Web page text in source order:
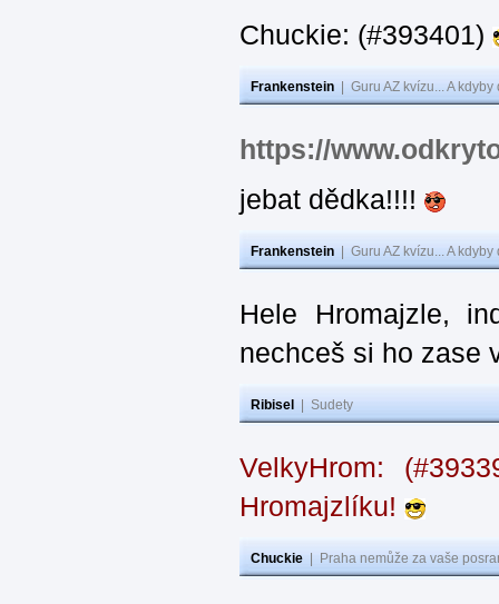
Chuckie: (#393401)
Frankenstein Guru AZ kvízu... A
https://
jebat dědka!!!!
Frankenstein Guru AZ kvízu... A
Hele Hromajzle,
nechceš si ho zase
Ribisel Sudety
VelkyHrom:
Hromajzlíku!
Chuckie Praha nemůže za vaše